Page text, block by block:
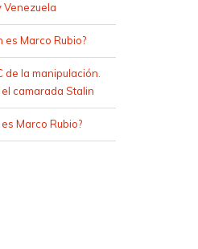
Venezuela
es Marco Rubio?
de la manipulación.
camarada Stalin
es Marco Rubio?